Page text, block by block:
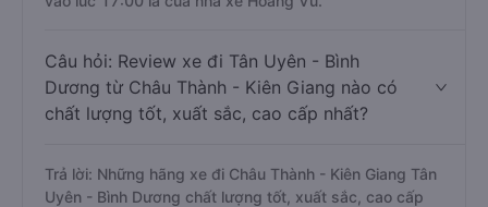
Câu hỏi: Review xe đi Tân Uyên - Bình
Dương từ Châu Thành - Kiên Giang nào có
chất lượng tốt, xuất sắc, cao cấp nhất?
Trả lời: Những hãng xe đi Châu Thành - Kiên Giang Tân
Uyên - Bình Dương chất lượng tốt, xuất sắc, cao cấp